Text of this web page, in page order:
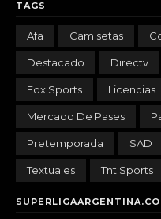
TAGS
Afa Camisetas
Destacado Directv
Fox Sports Licencias
Mercado De Pases
Pretemporada SAD
Textuales Tnt Sports